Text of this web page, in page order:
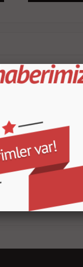
HP Orjinal Notebook
19Volt 4.74A 90Watt